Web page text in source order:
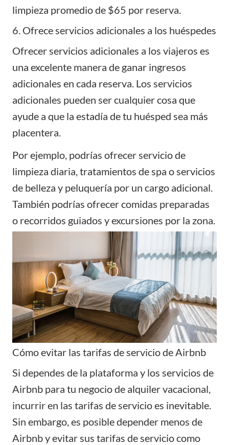
limpieza promedio de $65 por reserva.
6. Ofrece servicios adicionales a los huéspedes
Ofrecer servicios adicionales a los viajeros es
una excelente manera de ganar ingresos
adicionales en cada reserva. Los servicios
adicionales pueden ser cualquier cosa que
ayude a que la estadía de tu huésped sea más
placentera.
Por ejemplo, podrías ofrecer servicio de
limpieza diaria, tratamientos de spa o servicios
de belleza y peluquería por un cargo adicional.
También podrías ofrecer comidas preparadas
o recorridos guiados y excursiones por la zona.
Cómo evitar las tarifas de servicio de Airbnb
Si dependes de la plataforma y los servicios de
Airbnb para tu negocio de alquiler vacacional,
incurrir en las tarifas de servicio es inevitable.
Sin embargo, es posible depender menos de
Airbnb y evitar sus tarifas de servicio como